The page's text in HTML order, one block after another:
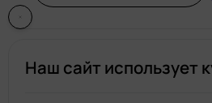
Наш сайт использует